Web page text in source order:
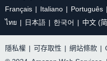
Français
Italiano Português
ไทย
日本語 한국어 中文 (
隱私權 | 可存取性 | 網站條款 |